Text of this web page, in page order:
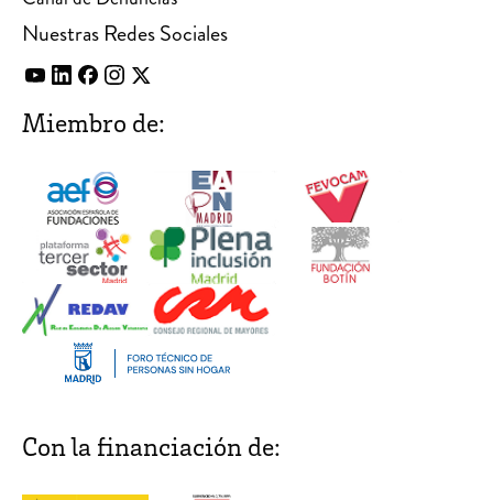
Nuestras Redes Sociales
Miembro de:
Con la financiación de: